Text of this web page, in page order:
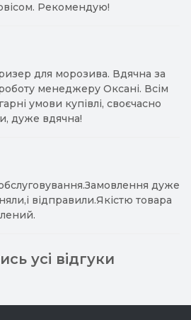
Рекомендую!
для морозива. Вдячна за
менеджеру Оксані. Всім
умови купівлі, своєчасно
дуже вдячна!
дуже
відправили.Якістю товара
усі відгуки